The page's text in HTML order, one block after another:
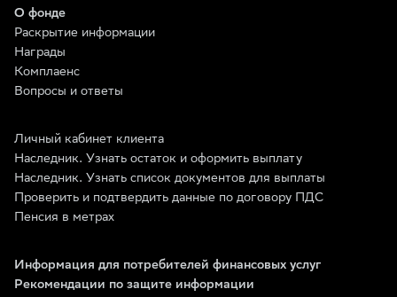
О фонде
Раскрытие информации
Награды
Комплаенс
Вопросы и ответы
Личный кабинет клиента
Наследник. Узнать остаток и оформить выплату
Наследник. Узнать список документов для выплаты
Проверить и подтвердить данные по договору ПДС
Пенсия в метрах
Информация для потребителей финансовых услуг
Рекомендации по защите информации